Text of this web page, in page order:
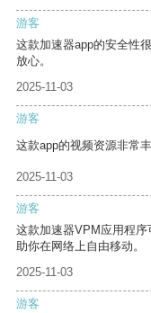
游客
这款加速器app的安全性
放心。
2025-11-03
游客
这款app的视频资源非常
2025-11-03
游客
这款加速器VPM应用程
助你在网络上自由移动。
2025-11-03
游客